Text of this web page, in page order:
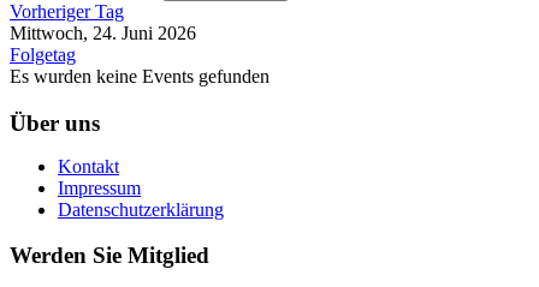
Vorheriger Tag
Mittwoch, 24. Juni 2026
Folgetag
Es wurden keine Events gefunden
Über uns
Kontakt
Impressum
Datenschutzerklärung
Werden Sie Mitglied